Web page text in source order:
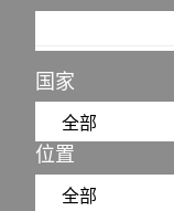
国家
位置